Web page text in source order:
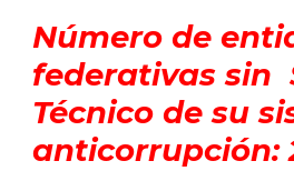
Número de
federativas sin
Técnico de su
anticorrupción: